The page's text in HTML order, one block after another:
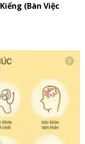
(Bàn Việc